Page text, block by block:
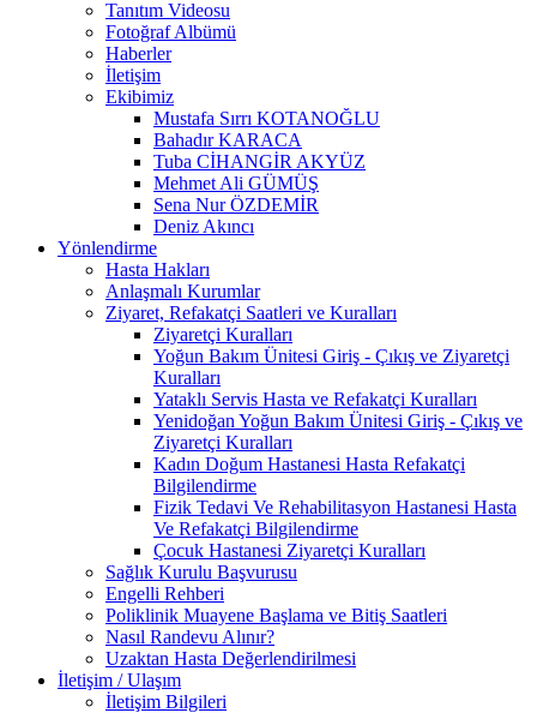
Tanıtım Videosu
Fotoğraf Albümü
Haberler
İletişim
Ekibimiz
Mustafa Sırrı KOTANOĞLU
Bahadır KARACA
Tuba CİHANGİR AKYÜZ
Mehmet Ali GÜMÜŞ
Sena Nur ÖZDEMİR
Deniz Akıncı
Yönlendirme
Hasta Hakları
Anlaşmalı Kurumlar
Ziyaret, Refakatçi Saatleri ve Kuralları
Ziyaretçi Kuralları
Yoğun Bakım Ünitesi Giriş - Çıkış ve Ziyaretçi
Kuralları
Yataklı Servis Hasta ve Refakatçi Kuralları
Yenidoğan Yoğun Bakım Ünitesi Giriş - Çıkış ve
Ziyaretçi Kuralları
Kadın Doğum Hastanesi Hasta Refakatçi
Bilgilendirme
Fizik Tedavi Ve Rehabilitasyon Hastanesi Hasta
Ve Refakatçi Bilgilendirme
Çocuk Hastanesi Ziyaretçi Kuralları
Sağlık Kurulu Başvurusu
Engelli Rehberi
Poliklinik Muayene Başlama ve Bitiş Saatleri
Nasıl Randevu Alınır?
Uzaktan Hasta Değerlendirilmesi
İletişim / Ulaşım
İletişim Bilgileri